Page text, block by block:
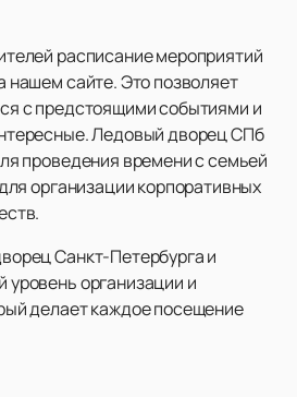
расписание мероприятий
нашем сайте. Это позволяет
с предстоящими событиями и
Ледовый дворец СПб
проведения времени с семьей
организации корпоративных
Санкт-Петербурга и
организации и
делает каждое посещение